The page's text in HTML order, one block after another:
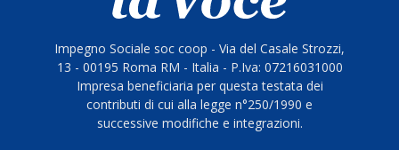
Impegno Sociale soc coop - Via del Casale Strozzi,
13 - 00195 Roma RM - Italia - P.Iva: 07216031000
Impresa beneficiaria per questa testata dei
contributi di cui alla legge n°250/1990 e
successive modifiche e integrazioni.